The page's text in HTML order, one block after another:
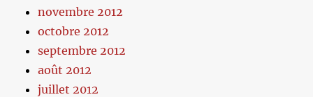
novembre 2012
octobre 2012
septembre 2012
août 2012
juillet 2012